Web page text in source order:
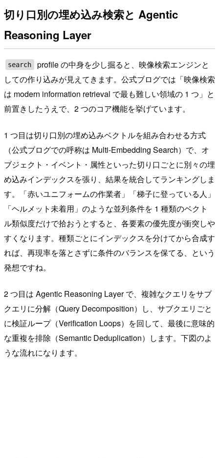
切り口別の埋め込み検索と Agentic
Reasoning Layer
search
profile の中身を少し掘ると、映像検索エンジンと
しての作り込みが見えてきます。公式ブログでは「映像検索
は modern information retrieval で最も難しい領域の 1 つ」と
前置きしたうえで、2 つのコア機能を挙げています。
1 つ目は切り口別の埋め込みベクトルを組み合わせる方式
（公式ブログでの呼称は Multi-Embedding Search）で、オ
ブジェクト・イベント・属性といった切り口ごとに別々の埋
め込みインデックスを張り、結果を統合してランキングしま
す。「赤いユニフォームの作業者」「梯子に登っている人」
「ヘルメット未着用」のような並列条件を 1 種類のベクト
ル類似度だけで拾おうとすると、各要素の優先度が衝突しや
すくなります。種類ごとにインデックスを分けてから合成す
れば、再現率を落とさずに条件のバランスを保てる、という
発想ですね。
2 つ目は Agentic Reasoning Layer で、複雑なクエリをサブ
クエリに分解（Query Decomposition）し、サブクエリごと
に検証ループ（Verification Loops）を回して、最後に意味的
な重複を排除（Semantic Deduplication）します。下図のよ
うな流れになります。